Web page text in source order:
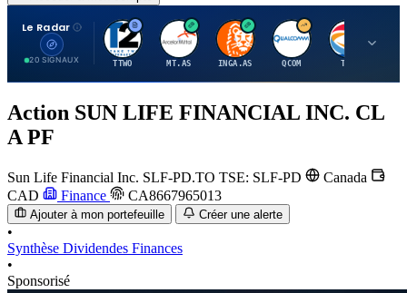
Le Radar
20 SIGNAUX
T
TTWO
A
MT.AS
I
INGA.AS
Q
QCOM
T
TTE
Action SUN LIFE FINANCIAL INC. CL
A PF
Sun Life Financial Inc. SLF-PD.TO TSE: SLF-PD
Canada
CAD
Finance CA8667965013
Ajouter à mon portefeuille Créer une alerte
•
Synthèse Dividendes Finances
•
Sponsorisé